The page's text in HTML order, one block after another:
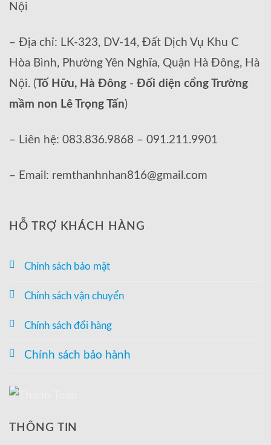
Nội
– Địa chỉ: LK-323, DV-14, Đất Dịch Vụ Khu C
Hòa Bình, Phường Yên Nghĩa, Quận Hà Đông, Hà
Nội. (Tố Hữu, Hà Đông - Đối diện cổng Trường
mầm non Lê Trọng Tấn)
– Liên hệ: 083.836.9868 – 091.211.9901
– Email: remthanhnhan816@gmail.com
HỖ TRỢ KHÁCH HÀNG
Chính sách bảo mật
Chính sách vận chuyển
Chính sách đổi hàng
Chính sách bảo hành
THÔNG TIN